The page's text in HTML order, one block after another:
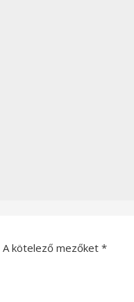
A kötelező mezőket *